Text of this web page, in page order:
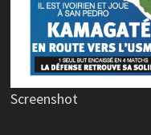
Screenshot